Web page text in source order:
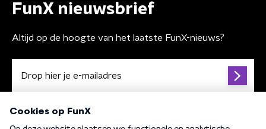
FunX nieuwsbrief
Altijd op de hoogte van het laatste FunX-nieuws?